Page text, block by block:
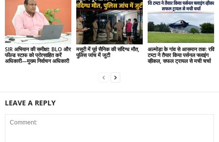
SIR अभियान की समीक्षा: BLO और
फील्ड स्टाफ को प्रोत्साहित करें
अधिकारी—मुख्य निर्वाचन अधिकारी
मसूरी में पूर्व सैनिक की संदिग्ध मौत,
पुलिस जांच में जुटी
अल्मोड़ा के गांव से आसमान तक: रवि
टम्टा ने तैयार किया पर्सनल फ्लाइंग
व्हीकल, सफल ट्रायल से मची चर्चा
LEAVE A REPLY